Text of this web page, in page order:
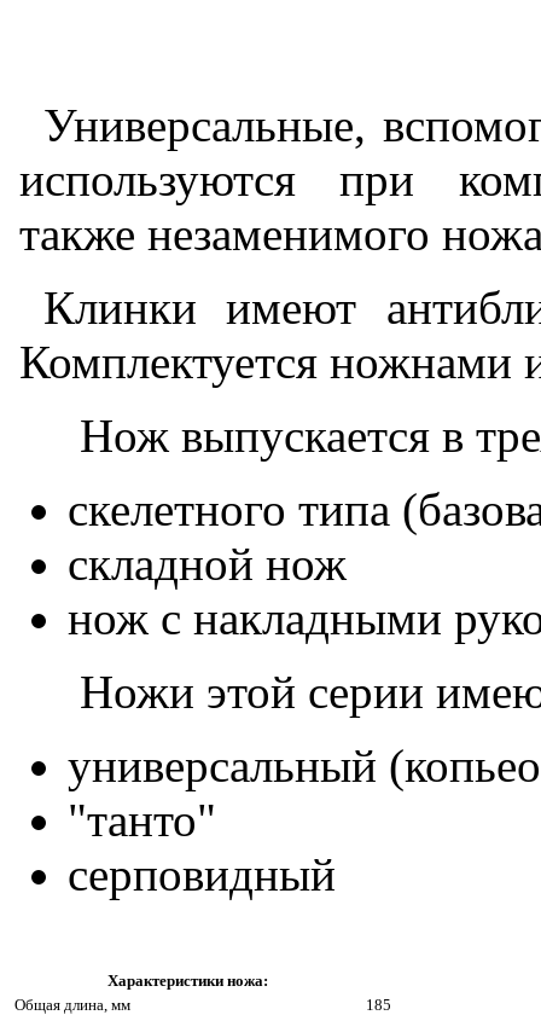
Универсальные,
используются при
также незаменимого
Клинки имеют
Комплектуется ножнами
Нож выпускается в
скелетного типа
складной нож
нож с накладными
Ножи этой серии
универсальный
"танто"
серповидный
Характеристики ножа:
Общая длина, мм
185